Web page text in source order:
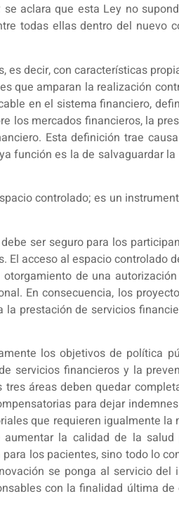
aclara que esta Ley no
todas ellas dentro del nuevo
decir, con características
que amparan la realización
en el sistema financiero,
los mercados financieros, la
Esta definición trae
función es la de salvaguardar
controlado; es un
ser seguro para los
acceso al espacio controlado
de una
En consecuencia, los
prestación de servicios
los objetivos de política
servicios financieros y la
áreas deben quedar
para dejar
que requieren igualmente la
la calidad de la
los pacientes, sino todo lo
se ponga al servicio del
con la finalidad última